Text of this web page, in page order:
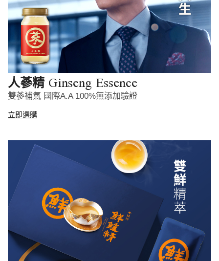
人蔘精 Ginseng Essence
雙蔘補氣 國際A.A 100%無添加驗證
立即選購